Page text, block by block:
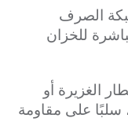
الصرف
للخزان
الغزيرة أو
سلبًا على مقاومة